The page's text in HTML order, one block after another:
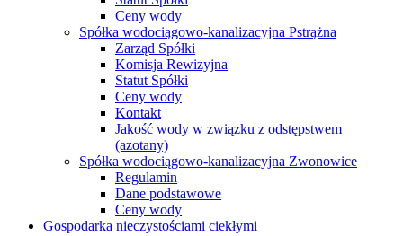
Ceny wody
Spółka wodociągowo-kanalizacyjna Pstrążna
Zarząd Spółki
Komisja Rewizyjna
Statut Spółki
Ceny wody
Kontakt
Jakość wody w związku z odstępstwem
(azotany)
Spółka wodociągowo-kanalizacyjna Zwonowice
Regulamin
Dane podstawowe
Ceny wody
Gospodarka nieczystościami ciekłymi